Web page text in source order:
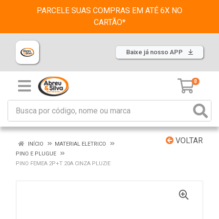
PARCELE SUAS COMPRAS EM ATÉ 6X NO
CARTÃO*
Baixe já nosso APP
0
VOLTAR
INÍCIO
MATERIAL ELETRICO
PINO E PLUGUE
PINO FEMEA 2P+T 20A CINZA PLUZIE